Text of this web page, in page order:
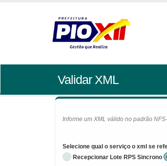
Validar XML
Informe um XML válido no padrão
Selecione qual o serviço o xml se
Recepcionar Lote RPS Sincrono